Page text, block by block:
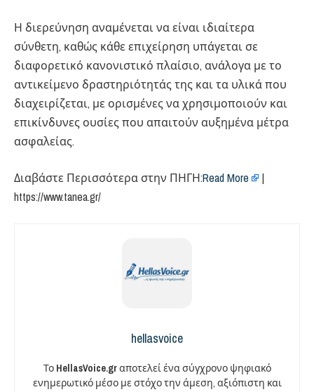
Η διερεύνηση αναμένεται να είναι ιδιαίτερα
σύνθετη, καθώς κάθε επιχείρηση υπάγεται σε
διαφορετικό κανονιστικό πλαίσιο, ανάλογα με το
αντικείμενο δραστηριότητάς της και τα υλικά που
διαχειρίζεται, με ορισμένες να χρησιμοποιούν και
επικίνδυνες ουσίες που απαιτούν αυξημένα μέτρα
ασφαλείας.
Διαβάστε Περισσότερα στην ΠΗΓΗ:​Read More
|
https://www.tanea.gr/
hellasvoice
Το HellasVoice.grαποτελεί ένα σύγχρονο ψηφιακό
ενημερωτικό μέσο με στόχο την άμεση, αξιόπιστη και